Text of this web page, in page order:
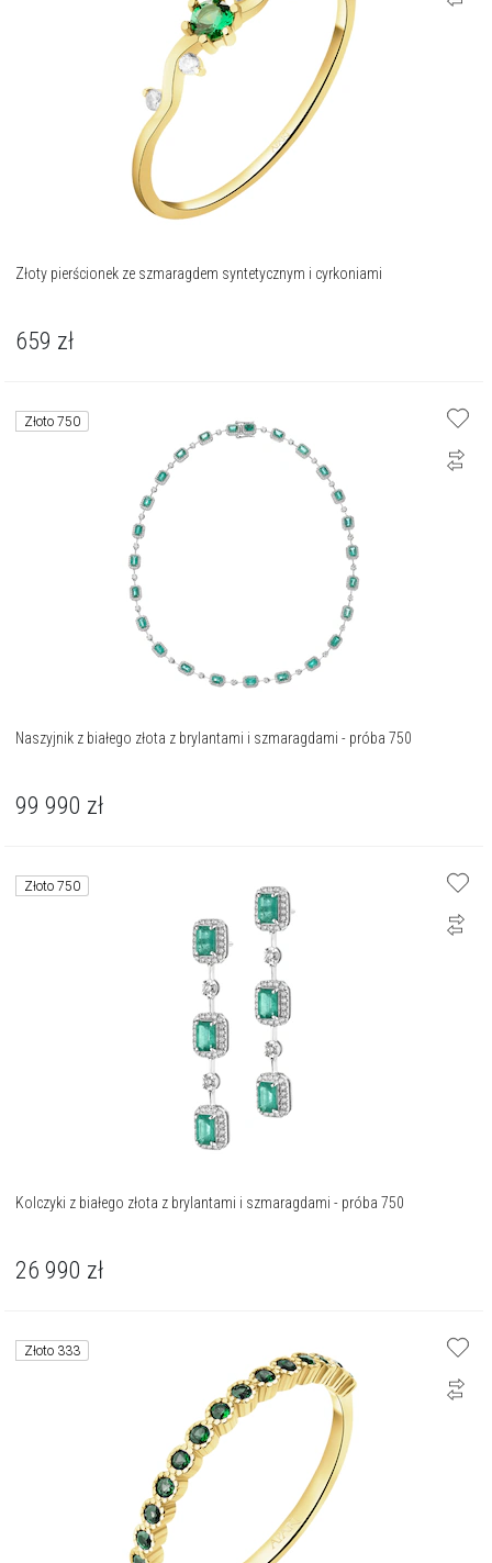
Złoty pierścionek ze szmaragdem syntetycznym i cyrkoniami
659 zł
Złoto 750
Naszyjnik z białego złota z brylantami i szmaragdami - próba 750
99 990 zł
Złoto 750
Kolczyki z białego złota z brylantami i szmaragdami - próba 750
26 990 zł
Złoto 333